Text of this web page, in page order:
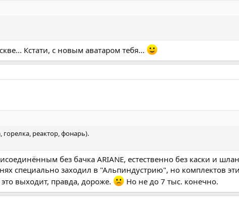
Кстати, с новым аватаром тебя...
горелка, реактор, фонарь).
без бачка ARIANE, естественно без каски и
специально заходил в "Альпиндустрию", но комплектов
выходит, правда, дороже.
Но не до 7 тыс. конечно.